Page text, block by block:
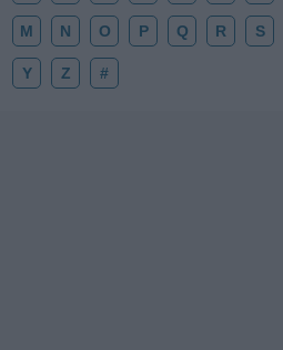
M N O P Q R S
Y Z #